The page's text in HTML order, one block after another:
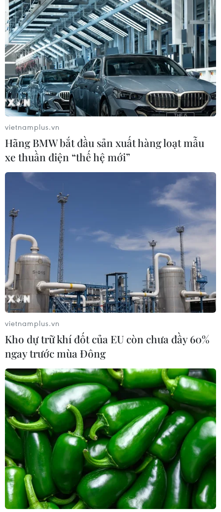
TIN CÙNG CHUYÊN MỤC
Ớt nhập khẩu từ Mexico khiến hàng
trăm người tiêu dùng Mỹ nhiễm
khuẩn Salmonella
07/08/2026 00:43
Nước thải từ máy bay có thể giúp
phát hiện sớm nguy cơ đại dịch
06/08/2026 22:30
Italy và Hy Lạp trở thành điểm nóng
của virus Tây sông Nile
06/08/2026 13:24
WHO ghi nhận tín hiệu tích cực từ
thử nghiệm điều trị Ebola tại Congo
04/08/2026 22:42
Báo động xu hướng gia tăng người
trẻ mắc ung thư
04/08/2026 14:10
Mỹ ghi nhận ca tử vong đầu tiên
trong mùa dịch cyclosporiasis
04/08/2026 07:11
vietnamplus.vn
Hãng BMW bắt đầu sản xuất hàng loạt mẫu
xe thuần điện “thế hệ mới”
vietnamplus.vn
Kho dự trữ khí đốt của EU còn chưa đầy 60%
ngay trước mùa Đông